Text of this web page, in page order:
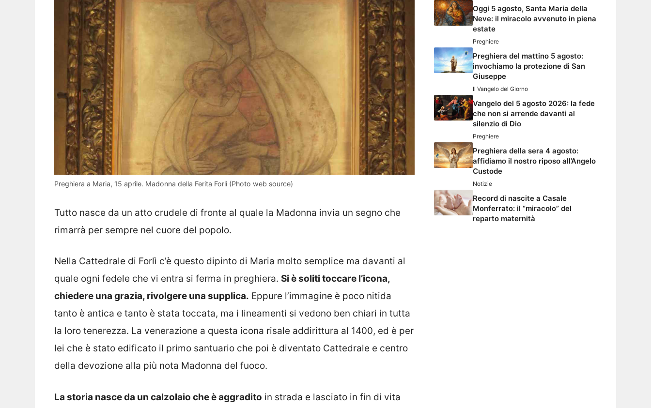
Preghiera a Maria, 15 aprile. Madonna della Ferita Forlì (Photo web source)
Tutto nasce da un atto crudele di fronte al quale la Madonna invia un segno che
rimarrà per sempre nel cuore del popolo.
Nella Cattedrale di Forlì c’è questo dipinto di Maria molto semplice ma davanti al
quale ogni fedele che vi entra si ferma in preghiera. Si è soliti toccare l’icona,
chiedere una grazia, rivolgere una supplica. Eppure l’immagine è poco nitida
tanto è antica e tanto è stata toccata, ma i lineamenti si vedono ben chiari in tutta
la loro tenerezza. La venerazione a questa icona risale addirittura al 1400, ed è per
lei che è stato edificato il primo santuario che poi è diventato Cattedrale e centro
della devozione alla più nota Madonna del fuoco.
La storia nasce da un calzolaio che è aggradito in strada e lasciato in fin di vita
Oggi 5 agosto, Santa Maria della
Neve: il miracolo avvenuto in piena
estate
Preghiere
Preghiera del mattino 5 agosto:
invochiamo la protezione di San
Giuseppe
Il Vangelo del Giorno
Vangelo del 5 agosto 2026: la fede
che non si arrende davanti al
silenzio di Dio
Preghiere
Preghiera della sera 4 agosto:
affidiamo il nostro riposo all’Angelo
Custode
Notizie
Record di nascite a Casale
Monferrato: il “miracolo” del
reparto maternità